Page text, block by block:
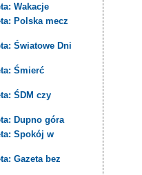
Wakacje
Polska mecz
Światowe Dni
Śmierć
ŚDM czy
Dupno góra
Spokój w
Gazeta bez